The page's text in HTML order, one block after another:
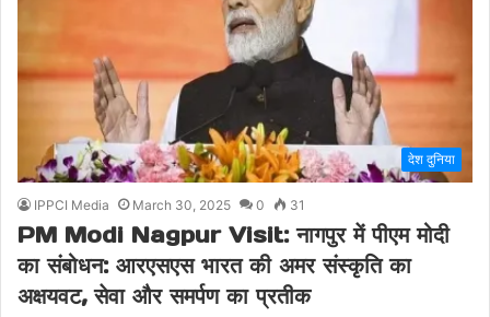
देश दुनिया
IPPCI Media March 30, 2025 0 31
PM Modi Nagpur Visit: नागपुर में पीएम मोदी
का संबोधन: आरएसएस भारत की अमर संस्कृति का
अक्षयवट, सेवा और समर्पण का प्रतीक